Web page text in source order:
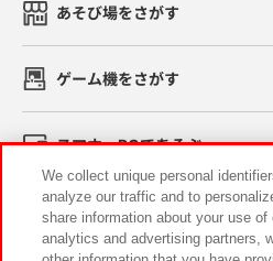
あそび場をさがす
ゲーム機をさがす
スマホ・PCであそぶ
イベント・キャンペーン
We collect unique personal
analyze our traffic and to
share information about your use of
analytics and advertising partners,